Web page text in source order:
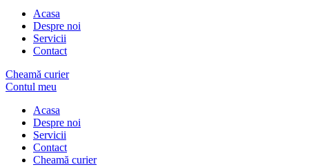
Acasa
Despre noi
Servicii
Contact
Cheamă curier
Contul meu
Acasa
Despre noi
Servicii
Contact
Cheamă curier